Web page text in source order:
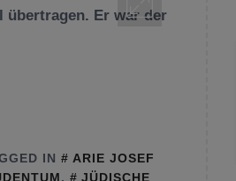
übertragen. Er war der
IN
ARIE JOSEF
,
JÜDISCHE